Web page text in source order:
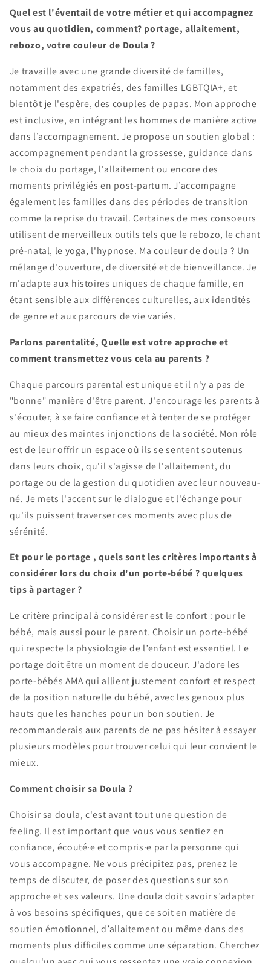
Quel est l'éventail de votre métier et qui accompagnez
vous au quotidien, comment? portage, allaitement,
rebozo, votre couleur de Doula ?
Je travaille avec une grande diversité de familles,
notamment des expatriés, des familles LGBTQIA+, et
bientôt je l'espère, des couples de papas. Mon approche
est inclusive, en intégrant les hommes de manière active
dans l’accompagnement. Je propose un soutien global :
accompagnement pendant la grossesse, guidance dans
le choix du portage, l'allaitement ou encore des
moments privilégiés en post-partum. J’accompagne
également les familles dans des périodes de transition
comme la reprise du travail. Certaines de mes consoeurs
utilisent de merveilleux outils tels que le rebozo, le chant
pré-natal, le yoga, l'hypnose. Ma couleur de doula ? Un
mélange d'ouverture, de diversité et de bienveillance. Je
m'adapte aux histoires uniques de chaque famille, en
étant sensible aux différences culturelles, aux identités
de genre et aux parcours de vie variés.
Parlons parentalité, Quelle est votre approche et
comment transmettez vous cela au parents ?
Chaque parcours parental est unique et il n'y a pas de
"bonne" manière d'être parent. J'encourage les parents à
s'écouter, à se faire confiance et à tenter de se protéger
au mieux des maintes injonctions de la société. Mon rôle
est de leur offrir un espace où ils se sentent soutenus
dans leurs choix, qu'il s'agisse de l'allaitement, du
portage ou de la gestion du quotidien avec leur nouveau-
né. Je mets l'accent sur le dialogue et l'échange pour
qu'ils puissent traverser ces moments avec plus de
sérénité.
Et pour le portage , quels sont les critères importants à
considérer lors du choix d'un porte-bébé ? quelques
tips à partager ?
Le critère principal à considérer est le confort : pour le
bébé, mais aussi pour le parent. Choisir un porte-bébé
qui respecte la physiologie de l’enfant est essentiel. Le
portage doit être un moment de douceur. J'adore les
porte-bébés AMA qui allient justement confort et respect
de la position naturelle du bébé, avec les genoux plus
hauts que les hanches pour un bon soutien. Je
recommanderais aux parents de ne pas hésiter à essayer
plusieurs modèles pour trouver celui qui leur convient le
mieux.
Comment choisir sa Doula ?
Choisir sa doula, c'est avant tout une question de
feeling. Il est important que vous vous sentiez en
confiance, écouté·e et compris·e par la personne qui
vous accompagne. Ne vous précipitez pas, prenez le
temps de discuter, de poser des questions sur son
approche et ses valeurs. Une doula doit savoir s’adapter
à vos besoins spécifiques, que ce soit en matière de
soutien émotionnel, d’allaitement ou même dans des
moments plus difficiles comme une séparation. Cherchez